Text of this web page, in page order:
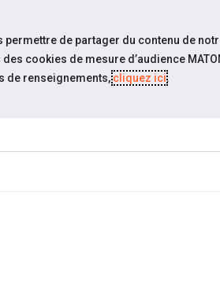
ESPACE
de partager du contenu de
cookies de mesure d’audience
de renseignements,cliquez ici.